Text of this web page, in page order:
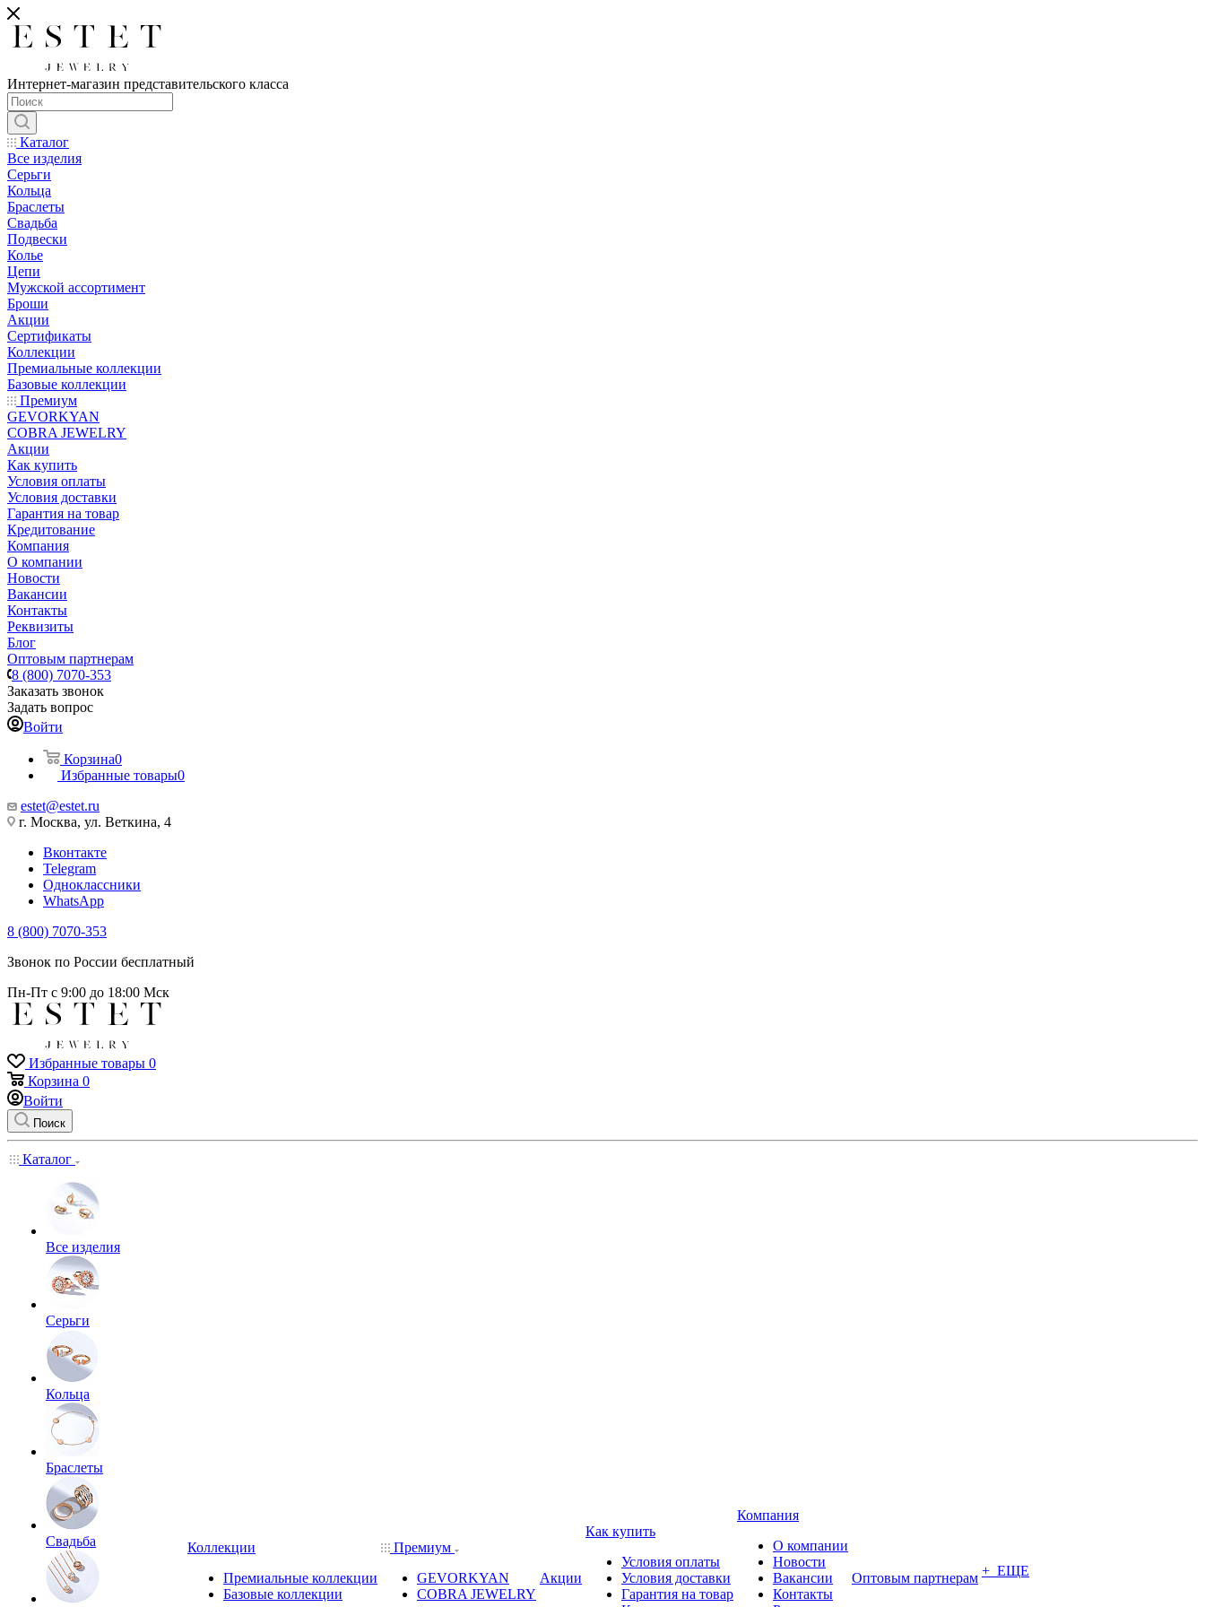
Интернет-магазин представительского класса
Каталог
Все изделия
Серьги
Кольца
Браслеты
Свадьба
Подвески
Колье
Цепи
Мужской ассортимент
Броши
Акции
Сертификаты
Коллекции
Премиальные коллекции
Базовые коллекции
Премиум
GEVORKYAN
COBRA JEWELRY
Акции
Как купить
Условия оплаты
Условия доставки
Гарантия на товар
Кредитование
Компания
О компании
Новости
Вакансии
Контакты
Реквизиты
Блог
Оптовым партнерам
8 (800) 7070-353
Заказать звонок
Задать вопрос
Войти
Корзина0
Избранные товары0
estet@estet.ru
г. Москва, ул. Веткина, 4
Вконтакте
Telegram
Одноклассники
WhatsApp
8 (800) 7070-353
Звонок по России бесплатный
Пн-Пт с 9:00 до 18:00 Мск
Избранные товары 0
Корзина 0
Войти
Поиск
Каталог
Все изделия
Серьги
Кольца
Браслеты
Свадьба
Коллекции
Премиальные коллекции
Базовые коллекции
Премиум
GEVORKYAN
COBRA JEWELRY
Акции
Как купить
Условия оплаты
Условия доставки
Гарантия на товар
Компания
О компании
Новости
Вакансии
Контакты
Оптовым партнерам + ЕЩЕ